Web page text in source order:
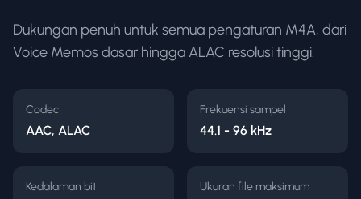
Dukungan penuh untuk semua pengaturan M4A, dari
Voice Memos dasar hingga ALAC resolusi tinggi.
Codec
AAC, ALAC
Frekuensi sampel
44.1 - 96 kHz
Kedalaman bit Ukuran file maksimum